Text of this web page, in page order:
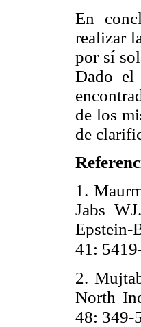
En
realizar
por sí
Dado el
de los
de
1.
Jabs
Epstein-
41:
2.
North
48: 349-